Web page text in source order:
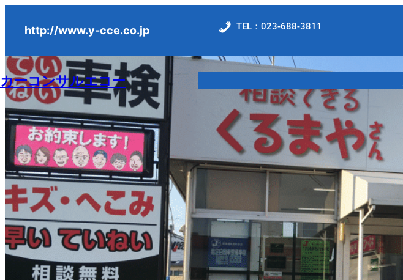
ス
キ
ッ
プ
http://www.y-cce.co.jp TEL：023-688-3811
カーコンサルエコー